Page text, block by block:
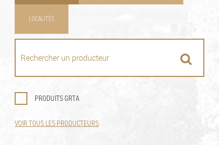
LOCALITÉS
PRODUITS GRTA
VOIR TOUS LES PRODUCTEURS